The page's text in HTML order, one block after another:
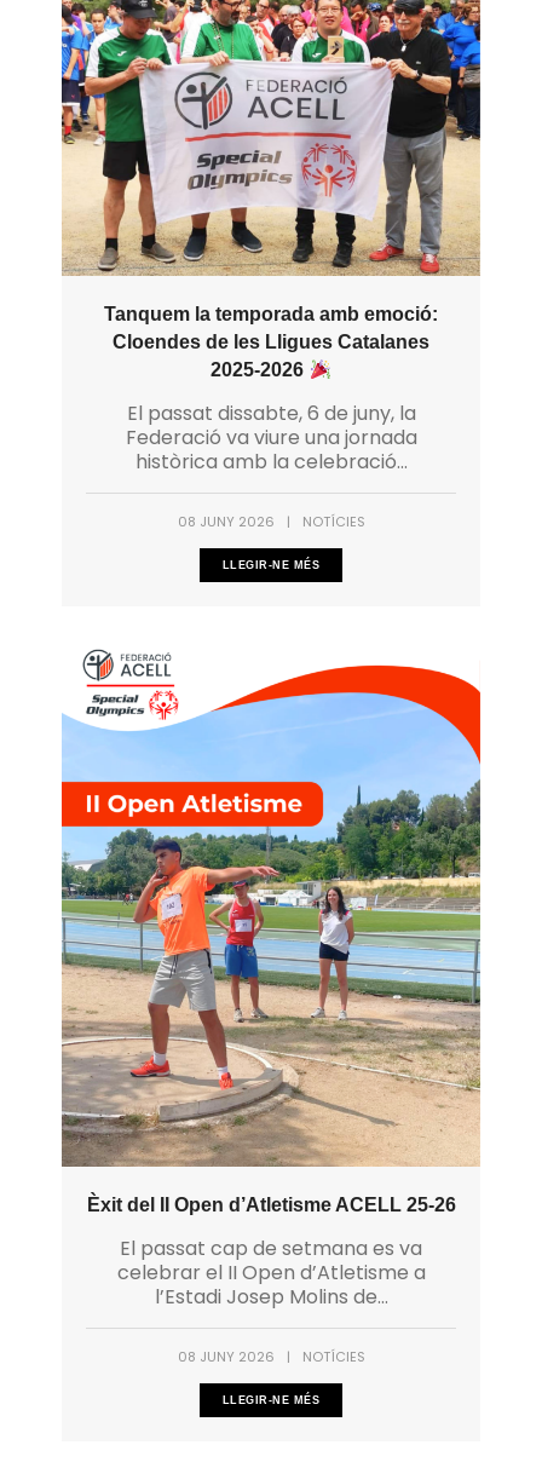
Tanquem la temporada amb emoció:
Cloendes de les Lligues Catalanes
2025-2026
El passat dissabte, 6 de juny, la
Federació va viure una jornada
històrica amb la celebració...
08 JUNY 2026 | NOTÍCIES
LLEGIR-NE MÉS
Èxit del II Open d’Atletisme ACELL 25-26
El passat cap de setmana es va
celebrar el II Open d’Atletisme a
l’Estadi Josep Molins de...
08 JUNY 2026 | NOTÍCIES
LLEGIR-NE MÉS